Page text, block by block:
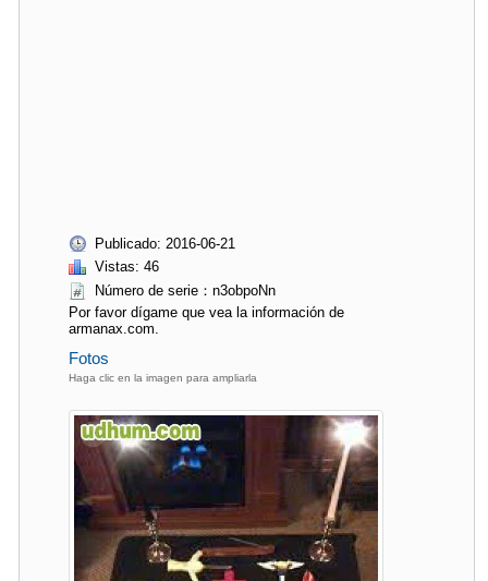
Publicado: 2016-06-21
Vistas: 46
Número de serie：n3obpoNn
Por favor dígame que vea la información de
armanax.com.
Fotos
Haga clic en la imagen para ampliarla